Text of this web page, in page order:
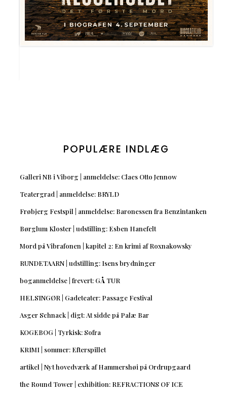
POPULÆRE INDLÆG
Galleri NB i Viborg | anmeldelse: Claes Otto Jennow
Teatergrad | anmeldelse: BRYLD
Frøbjerg Festspil | anmeldelse: Baronessen fra Benzintanken
Børglum Kloster | udstilling: Esben Hanefelt
Mord på Vibrafonen | kapitel 2: En krimi af Roxnakowsky
RUNDETAARN | udstilling: Isens brydninger
boganmeldelse | frevert: GÅ TUR
HELSINGØR | Gadeteater: Passage Festival
Asger Schnack | digt: At sidde på Palæ Bar
KOGEBOG | Tyrkisk: Sofra
KRIMI | sommer: Efterspillet
artikel | Nyt hovedværk af Hammershøi på Ordrupgaard
the Round Tower | exhibition: REFRACTIONS OF ICE